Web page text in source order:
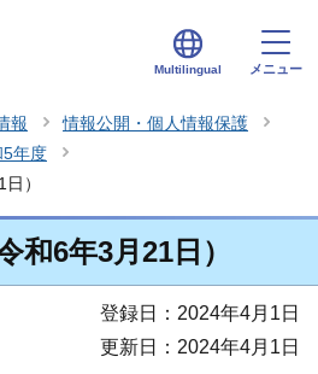
Multilingual メニュー
報
情報公開・個人情報保護
年度
）
和6年3月21日）
登録日：2024年4月1日
更新日：2024年4月1日